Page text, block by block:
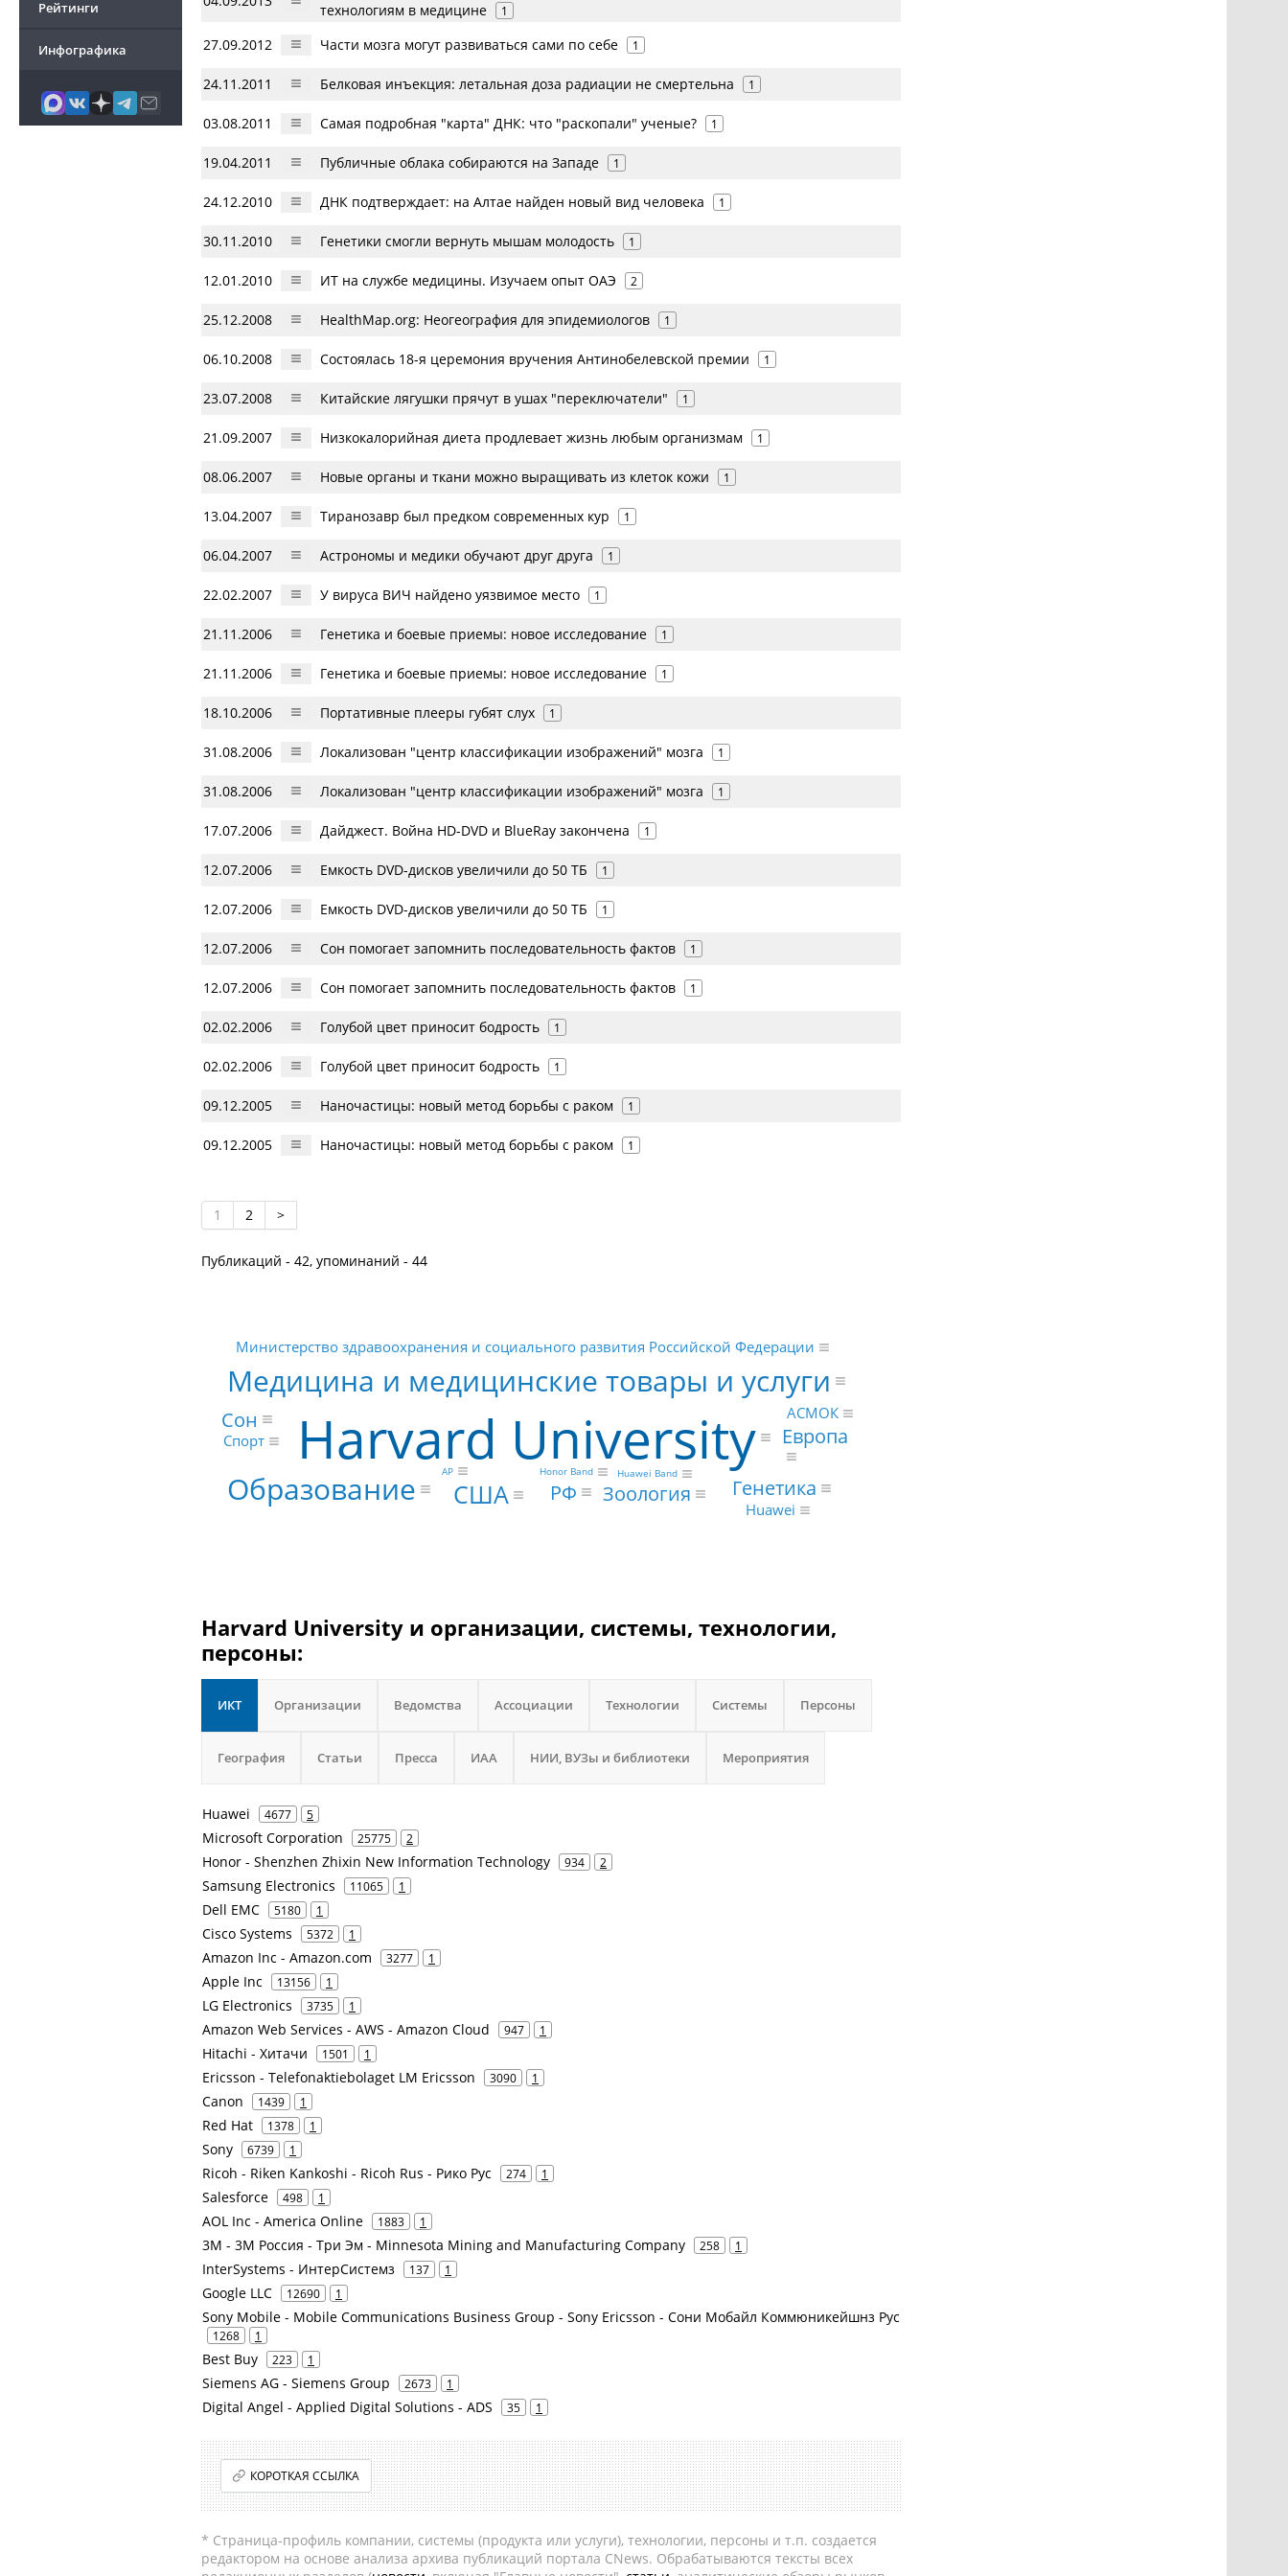
Рейтинги
Инфографика
технологиям в медицине
1
27.09.2012 Части мозга могут развиваться сами по себе 1
24.11.2011 Белковая инъекция: летальная доза радиации не смертельна 1
03.08.2011 Самая подробная "карта" ДНК: что "раскопали" ученые? 1
19.04.2011 Публичные облака собираются на Западе 1
24.12.2010 ДНК подтверждает: на Алтае найден новый вид человека 1
30.11.2010 Генетики смогли вернуть мышам молодость 1
12.01.2010 ИТ на службе медицины. Изучаем опыт ОАЭ 2
25.12.2008 HealthMap.org: Неогеография для эпидемиологов 1
06.10.2008 Состоялась 18-я церемония вручения Антинобелевской премии 1
23.07.2008 Китайские лягушки прячут в ушах "переключатели" 1
21.09.2007 Низкокалорийная диета продлевает жизнь любым организмам 1
08.06.2007 Новые органы и ткани можно выращивать из клеток кожи 1
13.04.2007 Тиранозавр был предком современных кур 1
06.04.2007 Астрономы и медики обучают друг друга 1
22.02.2007 У вируса ВИЧ найдено уязвимое место 1
21.11.2006 Генетика и боевые приемы: новое исследование 1
21.11.2006 Генетика и боевые приемы: новое исследование 1
18.10.2006 Портативные плееры губят слух 1
31.08.2006 Локализован "центр классификации изображений" мозга 1
31.08.2006 Локализован "центр классификации изображений" мозга 1
17.07.2006 Дайджест. Война HD-DVD и BlueRay закончена 1
12.07.2006 Емкость DVD-дисков увеличили до 50 ТБ 1
12.07.2006 Емкость DVD-дисков увеличили до 50 ТБ 1
12.07.2006 Сон помогает запомнить последовательность фактов 1
12.07.2006 Сон помогает запомнить последовательность фактов 1
02.02.2006 Голубой цвет приносит бодрость 1
02.02.2006 Голубой цвет приносит бодрость 1
09.12.2005 Наночастицы: новый метод борьбы с раком 1
09.12.2005 Наночастицы: новый метод борьбы с раком 1
1 2 >
Публикаций - 42, упоминаний - 44
Harvard University
Медицина и медицинские товары и услуги
Образование США РФ Зоология Генетика
Европа
Сон
Спорт
Huawei
Министерство здравоохранения и социального развития Российской Федерации
АСМОК
Honor Band Huawei Band
AP
Harvard University и организации, системы, технологии,
персоны:
ИКТ Организации Ведомства Ассоциации Технологии Системы Персоны
География Статьи Пресса ИАА НИИ, ВУЗы и библиотеки Мероприятия
Huawei 4677 5
Microsoft Corporation 25775 2
Honor - Shenzhen Zhixin New Information Technology 934 2
Samsung Electronics 11065 1
Dell EMC 5180 1
Cisco Systems 5372 1
Amazon Inc - Amazon.com 3277 1
Apple Inc 13156 1
LG Electronics 3735 1
Amazon Web Services - AWS - Amazon Cloud 947 1
Hitachi - Хитачи 1501 1
Ericsson - Telefonaktiebolaget LM Ericsson 3090 1
Canon 1439 1
Red Hat 1378 1
Sony 6739 1
Ricoh - Riken Kankoshi - Ricoh Rus - Рико Рус 274 1
Salesforce 498 1
AOL Inc - America Online 1883 1
3M - 3М Россия - Три Эм - Minnesota Mining and Manufacturing Company 258 1
InterSystems - ИнтерСистемз 137 1
Google LLC 12690 1
Sony Mobile - Mobile Communications Business Group - Sony Ericsson - Сони Мобайл Коммюникейшнз Рус
1268 1
Best Buy 223 1
Siemens AG - Siemens Group 2673 1
Digital Angel - Applied Digital Solutions - ADS 35 1
КОРОТКАЯ ССЫЛКА
* Страница-профиль компании, системы (продукта или услуги), технологии, персоны и т.п. создается
редактором на основе анализа архива публикаций портала CNews. Обрабатываются тексты всех